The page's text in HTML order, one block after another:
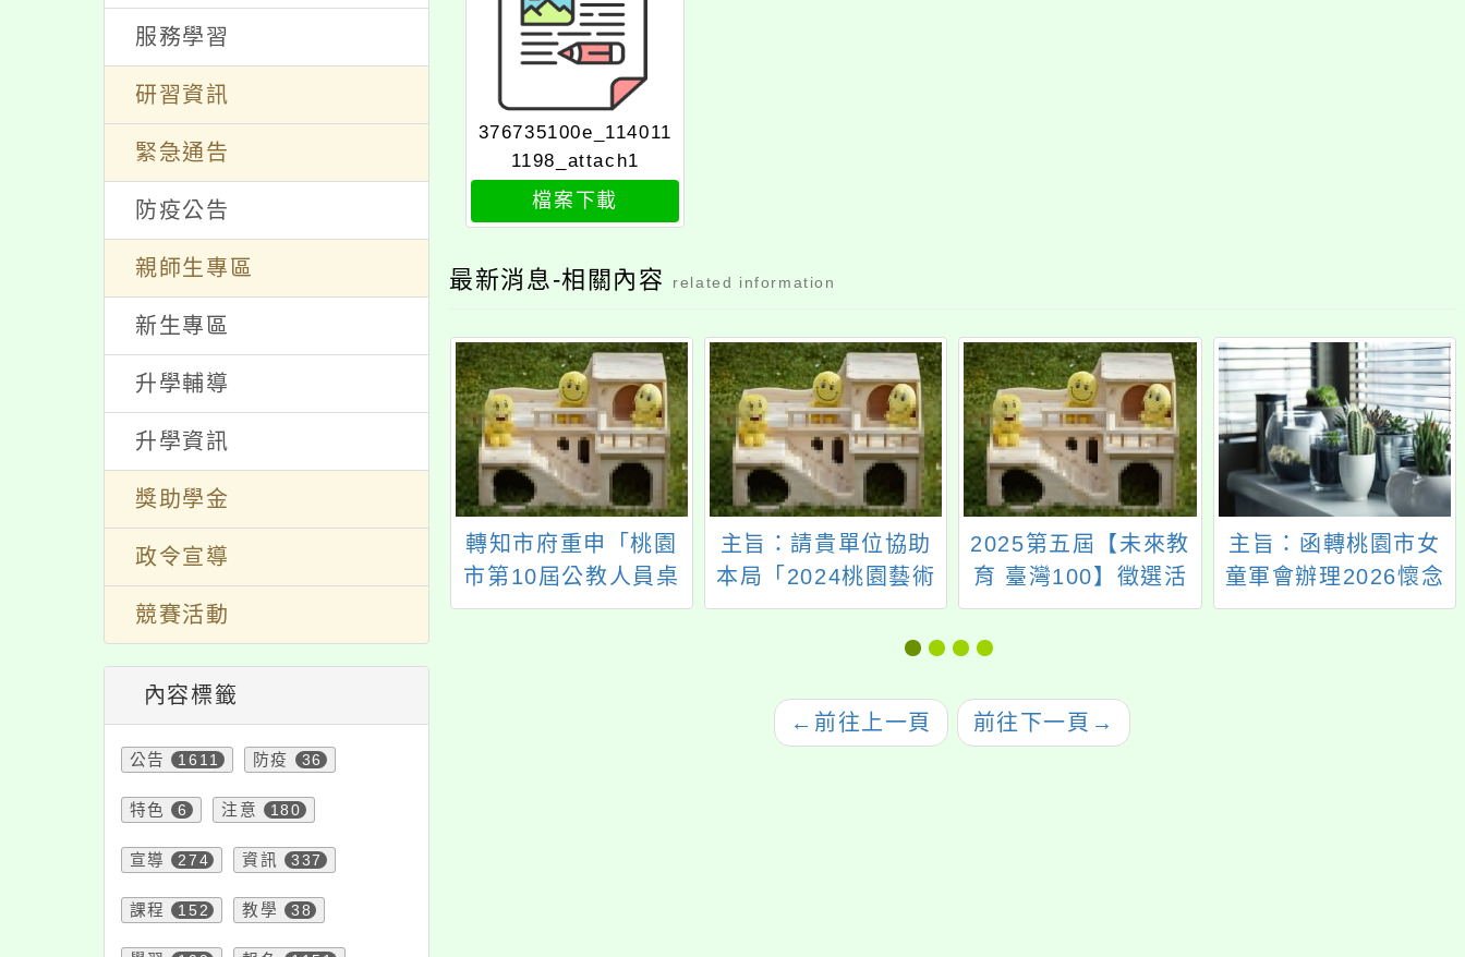
服務學習
研習資訊
緊急通告
防疫公告
親師生專區
新生專區
升學輔導
升學資訊
獎助學金
政令宣導
競賽活動
內容標籤
公告 1611 防疫 36
特色 6 注意 180
宣導 274 資訊 337
課程 152 教學 38
376735100e_114011
1198_attach1
檔案下載
最新消息-相關內容 related information
自然教育中心
班3.0」活動
主旨：有關「113學年
比賽」報名，為推廣
原住民語言文化，請
各原住民重點學校踴
躍報名讀者劇場項
止，敬請各校(園)、單
位踴躍報名參加，請
轉知市府重申「桃園
市第10屆公教人員桌
球錦標賽」報名注意
主旨：請貴單位協助
本局「2024桃園藝術
巡演平鎮場-如果兒童
劇團《小恐龍歷險
出」活動宣傳相關事
宜，至紉公誼。
2025第五屆【未來教
育 臺灣100】徵選活
動
主旨：函轉桃園市女
童軍會辦理2026懷念
日活動一案，請鼓勵
← 前往上一頁 前往下一頁 →